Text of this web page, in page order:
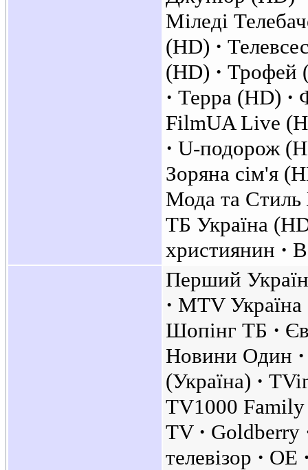
Міледі
(HD)
(HD)
Трофей
Терра (HD)
FilmUA Live
U-подорож
Зоряна сім'я
Мода та
ТБ Україна
християнин
Перший
MTV Україна
Шопінг ТБ
Новини Один
(Україна)
TV1000 Family
TV
Goldberry
телевізор
OE